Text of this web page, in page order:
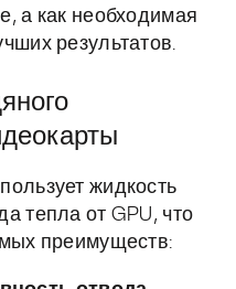
а как необходимая
результатов.
жидкость
тепла от GPU, что
преимуществ: